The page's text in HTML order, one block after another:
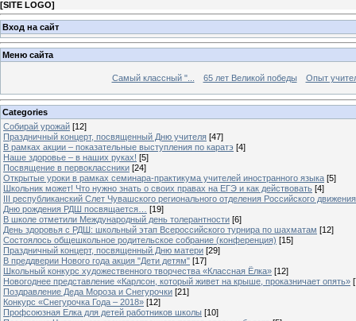
[SITE LOGO]
Вход на сайт
Меню сайта
Самый классный "... 65 лет Великой победы Опыт
Categories
Собирай урожай [12]
Праздничный концерт, посвященный Дню учителя [47]
В рамках акции – показательные выступления по каратэ [4]
Наше здоровье – в наших руках! [5]
Посвящение в первоклассники [24]
Открытые уроки в рамках семинара-практикума учителей иностранного языка [5]
Школьник может! Что нужно знать о своих правах на ЕГЭ и как действовать [4]
III республиканский Слет Чувашского регионального отделения Российского
Дню рождения РДШ посвящается…
[19]
В школе отметили Международный день толерантности [6]
День здоровья с РДШ: школьный этап Всероссийского турнира по шахматам [12]
Состоялось общешкольное родительское собрание (конференция) [15]
Праздничный концерт, посвященный Дню матери [29]
В преддверии Нового года акция "Дети детям" [17]
Школьный конкурс художественного творчества «Классная Ёлка» [12]
Новогоднее представление «Карлсон, который живет на крыше, проказничает опять»
Поздравление Деда Мороза и Снегурочки [21]
Конкурс «Снегурочка Года – 2018» [12]
Профсоюзная Елка для детей работников школы [10]